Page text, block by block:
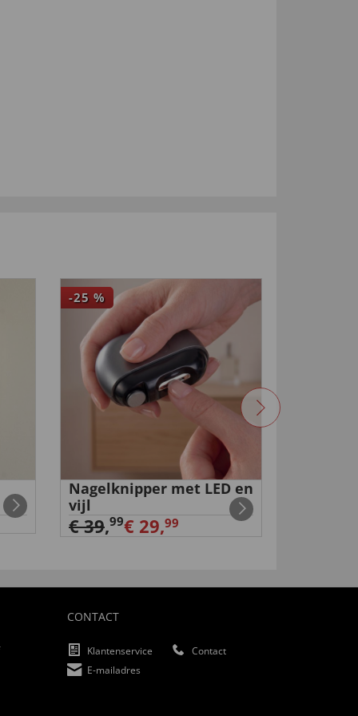
-25 %
Nagelknipper met LED en
vijl
€ 39,99€ 29,99
CONTACT
Klantenservice
Contact
E-mailadres